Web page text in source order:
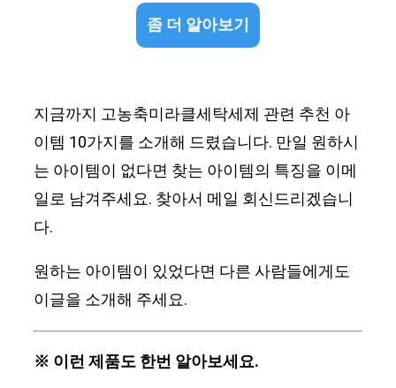
좀 더 알아보기
지금까지 고농축미라클세탁세제 관련 추천 아
이템 10가지를 소개해 드렸습니다. 만일 원하시
는 아이템이 없다면 찾는 아이템의 특징을 이메
일로 남겨주세요. 찾아서 메일 회신드리겠습니
다.
원하는 아이템이 있었다면 다른 사람들에게도
이글을 소개해 주세요.
※ 이런 제품도 한번 알아보세요.